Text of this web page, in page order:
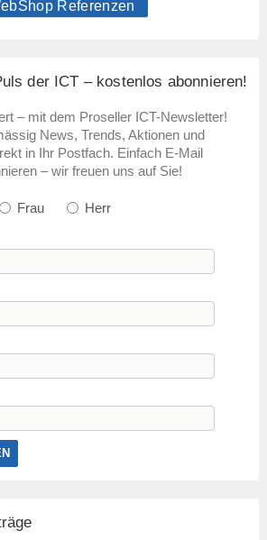
Referenzen
der ICT – kostenlos abonnieren!
– mit dem Proseller ICT-Newsletter!
News, Trends, Aktionen und
in Ihr Postfach. Einfach E-Mail
– wir freuen uns auf Sie!
Frau Herr